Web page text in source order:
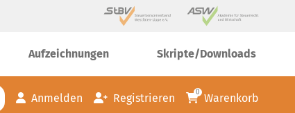
Aufzeichnungen Skripte/Downloads
Anmelden Registrieren 0 Warenkorb